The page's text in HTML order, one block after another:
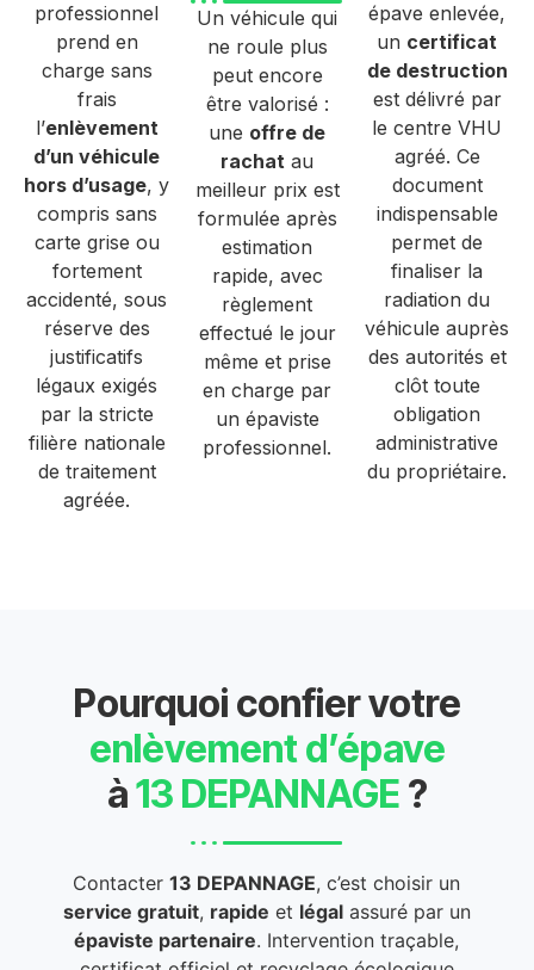
professionnel
prend en
charge sans
frais
l’enlèvement
d’un véhicule
hors d’usage, y
compris sans
carte grise ou
fortement
accidenté, sous
réserve des
justificatifs
légaux exigés
par la stricte
filière nationale
de traitement
agréée.
Un véhicule qui
ne roule plus
peut encore
être valorisé :
une offre de
rachat au
meilleur prix est
formulée après
estimation
rapide, avec
règlement
effectué le jour
même et prise
en charge par
un épaviste
professionnel.
épave enlevée,
un certificat
de destruction
est délivré par
le centre VHU
agréé. Ce
document
indispensable
permet de
finaliser la
radiation du
véhicule auprès
des autorités et
clôt toute
obligation
administrative
du propriétaire.
Pourquoi confier votre
enlèvement d’épave
à13 DEPANNAGE ?
Contacter13 DEPANNAGE, c’est choisir un
service gratuit, rapide et légalassuré par un
épaviste partenaire. Intervention traçable,